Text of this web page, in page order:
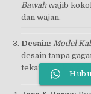
Bawahwajib
dan wajan.
Desain: Model
desain tanpa
tekan untuk